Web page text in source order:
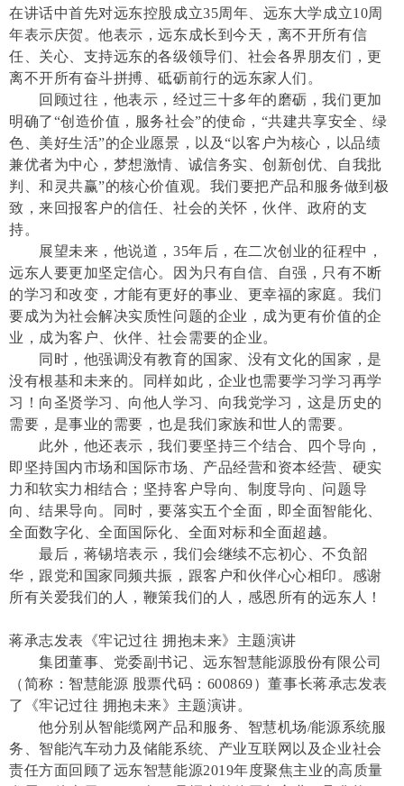
在讲话中首先对远东控股成立35周年、远东大学成立10周
年表示庆贺。他表示，远东成长到今天，离不开所有信
任、关心、支持远东的各级领导们、社会各界朋友们，更
离不开所有奋斗拼搏、砥砺前行的远东家人们。
回顾过往，他表示，经过三十多年的磨砺，我们更加
明确了“创造价值，服务社会”的使命，“共建共享安全、绿
色、美好生活”的企业愿景，以及“以客户为核心，以品绩
兼优者为中心，梦想激情、诚信务实、创新创优、自我批
判、和灵共赢”的核心价值观。我们要把产品和服务做到极
致，来回报客户的信任、社会的关怀，伙伴、政府的支
持。
展望未来，他说道，35年后，在二次创业的征程中，
远东人要更加坚定信心。因为只有自信、自强，只有不断
的学习和改变，才能有更好的事业、更幸福的家庭。我们
要成为为社会解决实质性问题的企业，成为更有价值的企
业，成为客户、伙伴、社会需要的企业。
同时，他强调没有教育的国家、没有文化的国家，是
没有根基和未来的。同样如此，企业也需要学习学习再学
习！向圣贤学习、向他人学习、向我党学习，这是历史的
需要，是事业的需要，也是我们家族和世人的需要。
此外，他还表示，我们要坚持三个结合、四个导向，
即坚持国内市场和国际市场、产品经营和资本经营、硬实
力和软实力相结合；坚持客户导向、制度导向、问题导
向、结果导向。同时，要落实五个全面，即全面智能化、
全面数字化、全面国际化、全面对标和全面超越。
最后，蒋锡培表示，我们会继续不忘初心、不负韶
华，跟党和国家同频共振，跟客户和伙伴心心相印。感谢
所有关爱我们的人，鞭策我们的人，感恩所有的远东人！
蒋承志发表《牢记过往 拥抱未来》主题演讲
集团董事、党委副书记、远东智慧能源股份有限公司
（简称：智慧能源 股票代码：600869）董事长蒋承志发表
了《牢记过往 拥抱未来》主题演讲。
他分别从智能缆网产品和服务、智慧机场/能源系统服
务、智能汽车动力及储能系统、产业互联网以及企业社会
责任方面回顾了远东智慧能源2019年度聚焦主业的高质量